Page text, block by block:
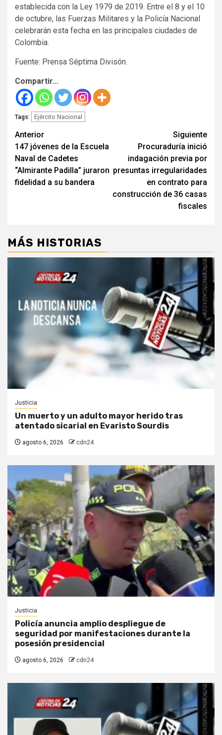
establecida con la Ley 1979 de 2019. Entre el 8 y el 10
de octubre, las Fuerzas Militares y la Policía Nacional
celebrarán esta fecha en las principales ciudades de
Colombia.
Fuente: Prensa Séptima Divisón.
Compartir...
Tags: Ejército Nacional
Seguir
leyendo
Anterior
147 jóvenes de la Escuela
Naval de Cadetes
“Almirante Padilla” juraron
fidelidad a su bandera
Siguiente
Procuraduría inició
indagación previa por
presuntas irregularidades
en contrato para
construcción de 36 casas
fiscales
MÁS HISTORIAS
Justicia
Un muerto y un adulto mayor herido tras
atentado sicarial en Evaristo Sourdis
agosto 6, 2026 cdn24
Justicia
Policía anuncia amplio despliegue de
seguridad por manifestaciones durante la
posesión presidencial
agosto 6, 2026 cdn24